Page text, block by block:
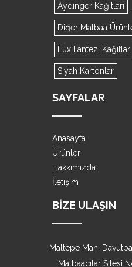
Aydınger Kağıtları
Diğer Matbaa
Lüx Fantezi Kağıtlar
Siyah Kartonlar
SAYFALAR
Anasayfa
Ürünler
Hakkımızda
İletişim
BIZE ULAŞIN
Maltepe Mah.
Matbaacılar Sitesi